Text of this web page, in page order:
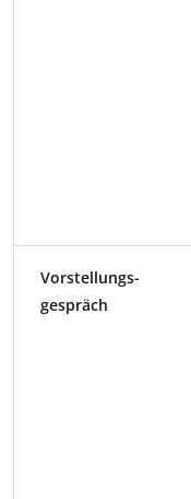
Vorstellungs-
gespräch